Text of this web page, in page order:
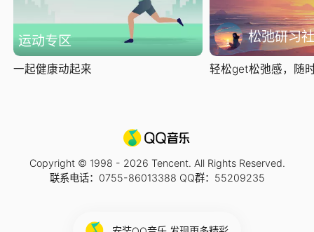
运动专区
一起健康动起来
松弛研习社
轻松get松弛感，随
Copyright © 1998 - 2026 Tencent. All Rights Reserved.
联系电话：0755-86013388 QQ群：55209235